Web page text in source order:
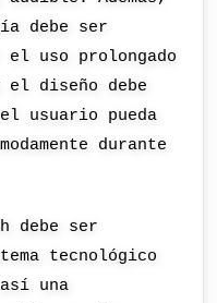
debe ser
uso prolongado
diseño debe
usuario pueda
durante
debe ser
tecnológico
una